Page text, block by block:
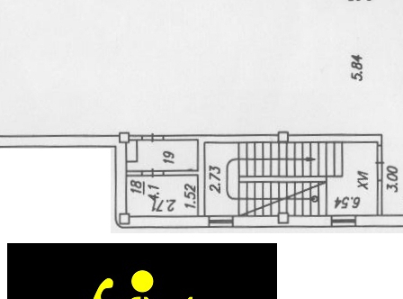
Под параметры Вашего помещения подходит 37
ритейлеров